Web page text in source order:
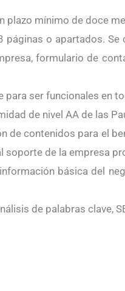
plazo mínimo de doce
o apartados.
formulario de
para ser funcionales en
de nivel AA de las
de contenidos para el
soporte de la empresa
básica del
de palabras clave,